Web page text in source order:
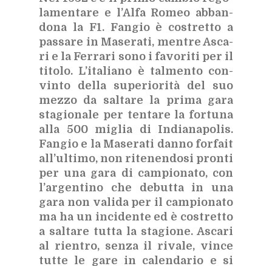
la­men­ta­re e l’Al­fa Ro­meo ab­ban­
do­na la F1. Fan­gio è co­stret­to a
pas­sa­re in Ma­se­ra­ti, men­tre Asca­
ri e la Fer­ra­ri sono i fa­vo­ri­ti per il
ti­to­lo. L’i­ta­lia­no è tal­men­to con­
vin­to del­la su­pe­rio­ri­tà del suo
mez­zo da sal­ta­re la pri­ma gara
sta­gio­na­le per ten­ta­re la for­tu­na
alla 500 mi­glia di In­dia­na­po­lis.
Fan­gio e la Ma­se­ra­ti dan­no for­fait
al­l’ul­ti­mo, non ri­te­nen­do­si pron­ti
per una gara di cam­pio­na­to, con
l’ar­gen­ti­no che de­but­ta in una
gara non va­li­da per il cam­pio­na­to
ma ha un in­ci­den­te ed è co­stret­to
a sal­ta­re tut­ta la sta­gio­ne. Asca­ri
al rien­tro, sen­za il ri­va­le, vin­ce
tut­te le gare in ca­len­da­rio e si